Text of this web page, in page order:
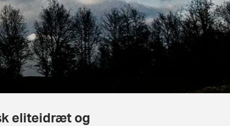
eliteidræt og